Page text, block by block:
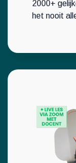
2000+
het nooit